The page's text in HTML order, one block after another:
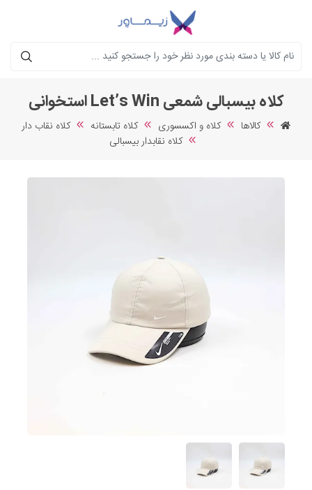
جستجو
کلاه بیسبالی شمعی Let’s Win استخوانی
کالاها کلاه و اکسسوری کلاه تابستانه
کلاه نقاب دار
کلاه نقابدار بیسبالی